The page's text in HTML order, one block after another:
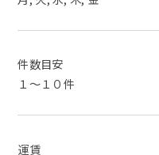
件数目安
１～１０件
運賃